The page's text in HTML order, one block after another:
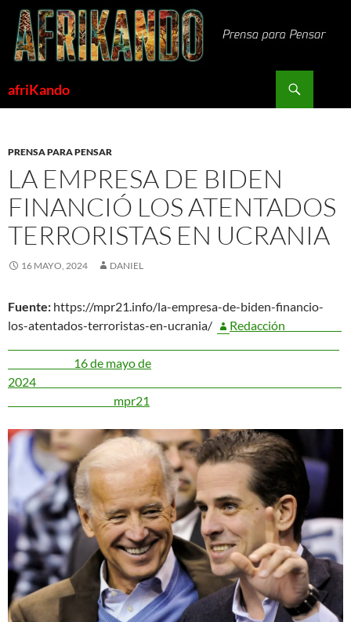
Saltar
contenido
afriKando
PRENSA PARA PENSAR
LA EMPRESA DE BIDEN
FINANCIÓ LOS ATENTADOS
TERRORISTAS EN UCRANIA
16 MAYO, 2024 DANIEL
Fuente: https://mpr21.info/la-empresa-de-biden-financio-
los-atentados-terroristas-en-ucrania/
Redacción
16 de mayo de
2024
mpr21